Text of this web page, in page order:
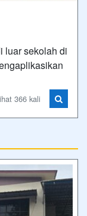
luar sekolah di
366 kali